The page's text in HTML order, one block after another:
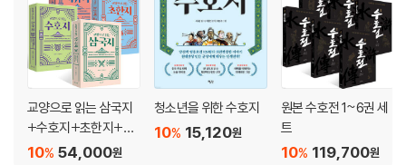
교양으로 읽는 삼국지
+수호지+초한지+서
유기 54,000원
10%
청소년을 위한 수호지
15,120원
10%
원본 수호전 1~6권 세
트
119,700원
10%